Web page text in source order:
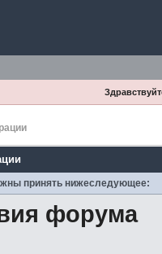
принять нижеследующее:
форума